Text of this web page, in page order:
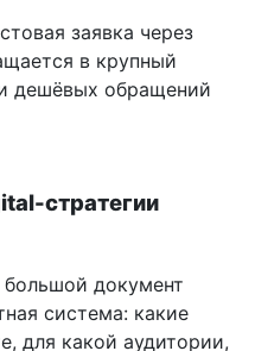
заявка через
в крупный
дешёвых обращений
стратегии
документ
система: какие
для какой аудитории,